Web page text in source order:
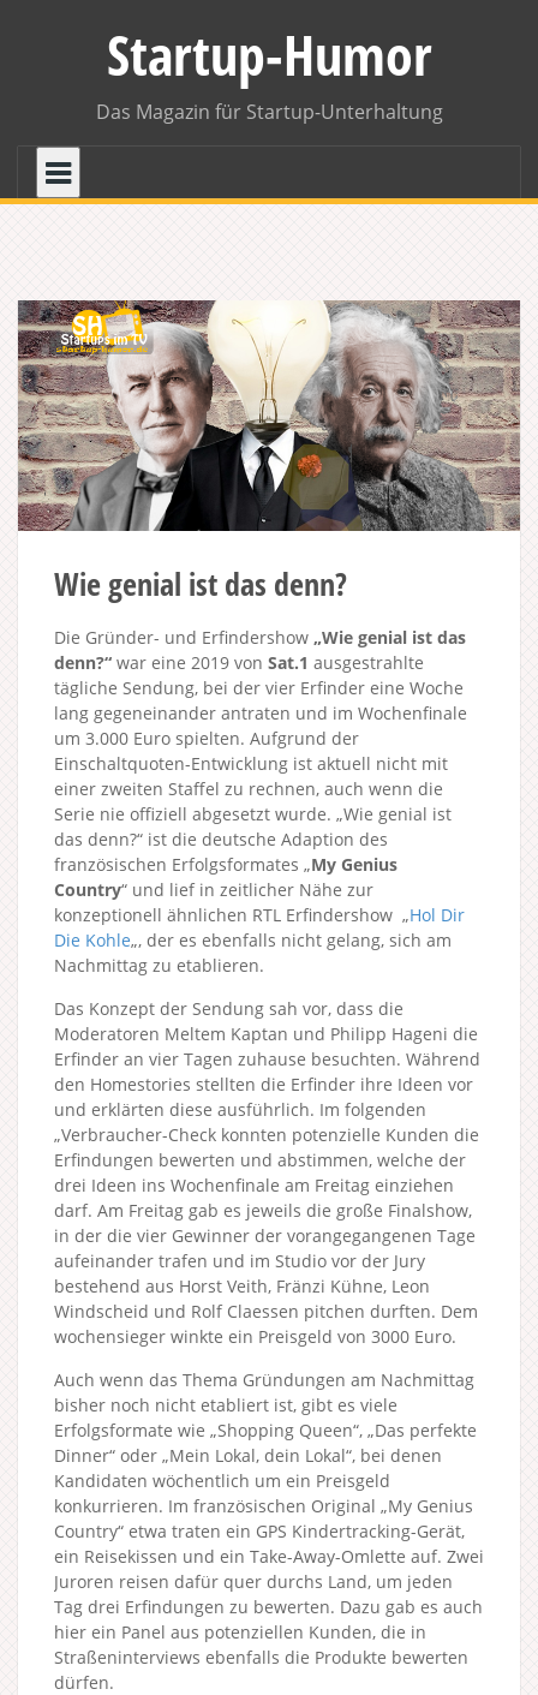
Startup-Humor
Das Magazin für Startup-Unterhaltung
Wie genial ist das denn?
Die Gründer- und Erfindershow „Wie genial ist das
denn?“ war eine 2019 von Sat.1 ausgestrahlte
tägliche Sendung, bei der vier Erfinder eine Woche
lang gegeneinander antraten und im Wochenfinale
um 3.000 Euro spielten. Aufgrund der
Einschaltquoten-Entwicklung ist aktuell nicht mit
einer zweiten Staffel zu rechnen, auch wenn die
Serie nie offiziell abgesetzt wurde. „Wie genial ist
das denn?“ ist die deutsche Adaption des
französischen Erfolgsformates „My Genius
Country“ und lief in zeitlicher Nähe zur
konzeptionell ähnlichen RTL Erfindershow „Hol Dir
Die Kohle„, der es ebenfalls nicht gelang, sich am
Nachmittag zu etablieren.
Das Konzept der Sendung sah vor, dass die
Moderatoren Meltem Kaptan und Philipp Hageni die
Erfinder an vier Tagen zuhause besuchten. Während
den Homestories stellten die Erfinder ihre Ideen vor
und erklärten diese ausführlich. Im folgenden
„Verbraucher-Check konnten potenzielle Kunden die
Erfindungen bewerten und abstimmen, welche der
drei Ideen ins Wochenfinale am Freitag einziehen
darf. Am Freitag gab es jeweils die große Finalshow,
in der die vier Gewinner der vorangegangenen Tage
aufeinander trafen und im Studio vor der Jury
bestehend aus Horst Veith, Fränzi Kühne, Leon
Windscheid und Rolf Claessen pitchen durften. Dem
wochensieger winkte ein Preisgeld von 3000 Euro.
Auch wenn das Thema Gründungen am Nachmittag
bisher noch nicht etabliert ist, gibt es viele
Erfolgsformate wie „Shopping Queen“, „Das perfekte
Dinner“ oder „Mein Lokal, dein Lokal“, bei denen
Kandidaten wöchentlich um ein Preisgeld
konkurrieren. Im französischen Original „My Genius
Country“ etwa traten ein GPS Kindertracking-Gerät,
ein Reisekissen und ein Take-Away-Omlette auf. Zwei
Juroren reisen dafür quer durchs Land, um jeden
Tag drei Erfindungen zu bewerten. Dazu gab es auch
hier ein Panel aus potenziellen Kunden, die in
Straßeninterviews ebenfalls die Produkte bewerten
dürfen.